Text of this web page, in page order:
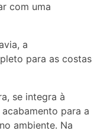
com uma
a
para as costas
se integra à
para a
ambiente. Na